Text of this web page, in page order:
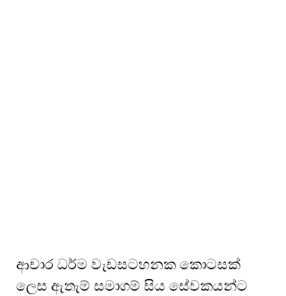
ආචාර ධර්ම වැඩසටහනක කොටසක්
ලෙස ඇතැම් සමාගම් සිය සේවකයන්ට